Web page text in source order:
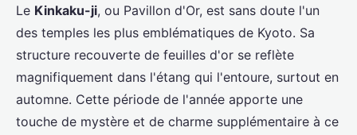
Le Kinkaku-ji, ou Pavillon d'Or, est sans doute l'un
des temples les plus emblématiques de Kyoto. Sa
structure recouverte de feuilles d'or se reflète
magnifiquement dans l'étang qui l'entoure, surtout en
automne. Cette période de l'année apporte une
touche de mystère et de charme supplémentaire à ce